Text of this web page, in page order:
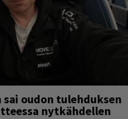
sai oudon tulehduksen
nytkähdellen